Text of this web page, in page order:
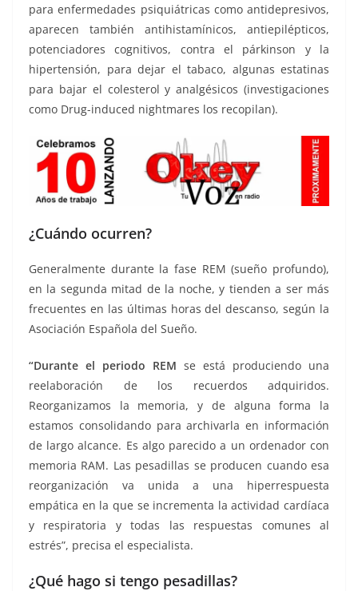
para enfermedades psiquiátricas como antidepresivos,
aparecen también antihistamínicos, antiepilépticos,
potenciadores cognitivos, contra el párkinson y la
hipertensión, para dejar el tabaco, algunas estatinas
para bajar el colesterol y analgésicos (investigaciones
como Drug-induced nightmares los recopilan).
¿Cuándo ocurren?
Generalmente durante la fase REM (sueño profundo),
en la segunda mitad de la noche, y tienden a ser más
frecuentes en las últimas horas del descanso, según la
Asociación Española del Sueño.
“Durante el periodo REM se está produciendo una
reelaboración de los recuerdos adquiridos.
Reorganizamos la memoria, y de alguna forma la
estamos consolidando para archivarla en información
de largo alcance. Es algo parecido a un ordenador con
memoria RAM. Las pesadillas se producen cuando esa
reorganización va unida a una hiperrespuesta
empática en la que se incrementa la actividad cardíaca
y respiratoria y todas las respuestas comunes al
estrés”, precisa el especialista.
¿Qué hago si tengo pesadillas?